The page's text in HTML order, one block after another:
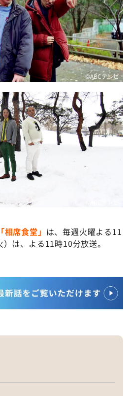
©️ABCテレビ
「相席食堂」 は、毎週火曜よる11
は、よる11時10分放送。